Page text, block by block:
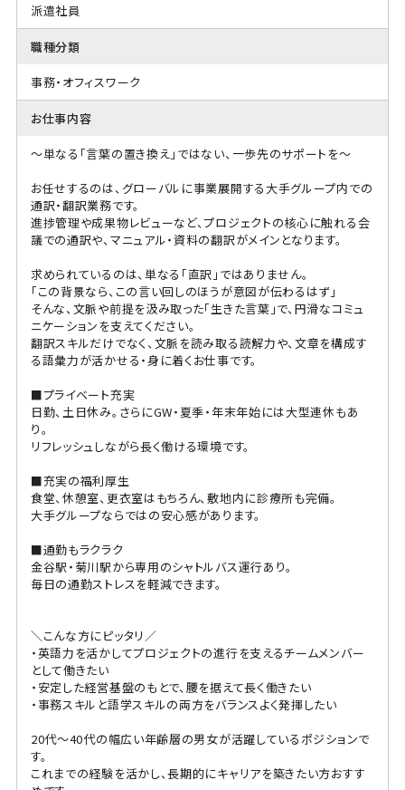
派遣社員
職種分類
事務・オフィスワーク
お仕事内容
～単なる「言葉の置き換え」ではない、一歩先のサポートを～
お任せするのは、グローバルに事業展開する大手グループ内での
通訳・翻訳業務です。
進捗管理や成果物レビューなど、プロジェクトの核心に触れる会
議での通訳や、マニュアル・資料の翻訳がメインとなります。
求められているのは、単なる「直訳」ではありません。
「この背景なら、この言い回しのほうが意図が伝わるはず」
そんな、文脈や前提を汲み取った「生きた言葉」で、円滑なコミュ
ニケーションを支えてください。
翻訳スキルだけでなく、文脈を読み取る読解力や、文章を構成す
る語彙力が活かせる・身に着くお仕事です。
■プライベート充実
日勤、土日休み。さらにGW・夏季・年末年始には大型連休もあ
り。
リフレッシュしながら長く働ける環境です。
■充実の福利厚生
食堂、休憩室、更衣室はもちろん、敷地内に診療所も完備。
大手グループならではの安心感があります。
■通勤もラクラク
金谷駅・菊川駅から専用のシャトルバス運行あり。
毎日の通勤ストレスを軽減できます。
＼こんな方にピッタリ／
・英語力を活かしてプロジェクトの進行を支えるチームメンバー
として働きたい
・安定した経営基盤のもとで、腰を据えて長く働きたい
・事務スキルと語学スキルの両方をバランスよく発揮したい
20代〜40代の幅広い年齢層の男女が活躍しているポジションで
す。
これまでの経験を活かし、長期的にキャリアを築きたい方おすす